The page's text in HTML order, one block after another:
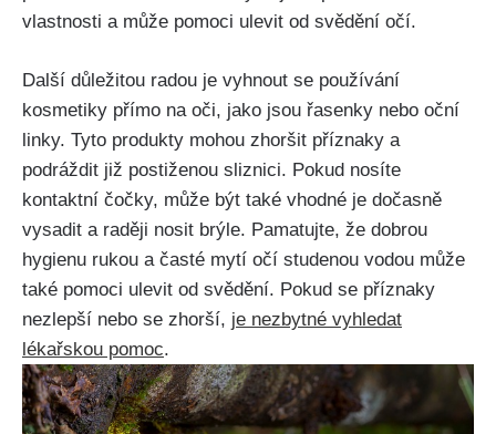
vlastnosti​ a může​ pomoci ulevit od svědění ‍očí.
Další​ důležitou⁢ radou je vyhnout se používání
kosmetiky přímo ⁢na oči, jako⁤ jsou ⁤řasenky nebo oční
linky. Tyto produkty ⁣mohou ⁤zhoršit příznaky⁤ a
podráždit‌ již postiženou ‌sliznici.⁣ Pokud nosíte
⁤kontaktní čočky, ‌může být také​ vhodné je dočasně⁢
vysadit a raději nosit brýle. Pamatujte, že dobrou
‍hygienu rukou ‌a časté ⁤mytí očí studenou vodou může
také pomoci ulevit od⁣ svědění. ‌Pokud se příznaky
nezlepší nebo se zhorší, je nezbytné vyhledat
lékařskou pomoc.